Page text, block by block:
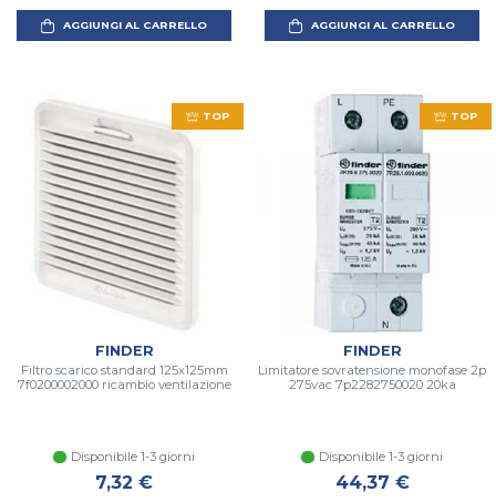
AGGIUNGI AL CARRELLO AGGIUNGI AL CARRELLO
TOP
FINDER
Filtro scarico standard 125x125mm
7f0200002000 ricambio ventilazione
Disponibile 1-3 giorni
7,32 €
TOP
FINDER
Limitatore sovratensione monofase 2p
275vac 7p2282750020 20ka
Disponibile 1-3 giorni
44,37 €